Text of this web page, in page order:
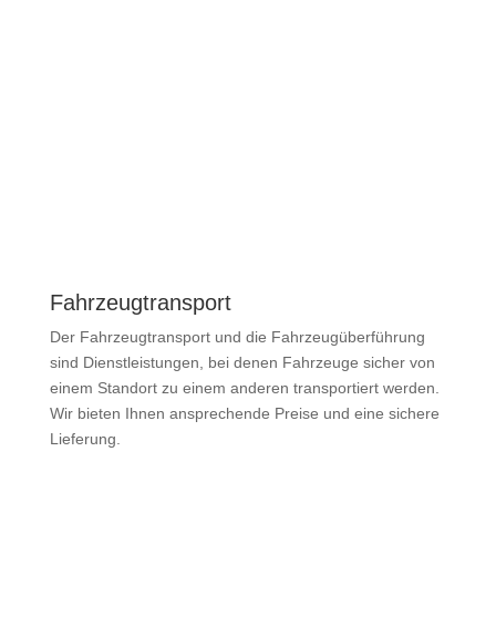
Fahrzeugtransport
Der Fahrzeugtransport und die Fahrzeugüberführung
sind Dienstleistungen, bei denen Fahrzeuge sicher von
einem Standort zu einem anderen transportiert werden.
Wir bieten Ihnen ansprechende Preise und eine sichere
Lieferung.